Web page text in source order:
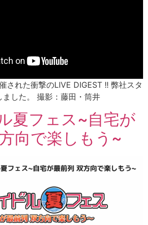
された衝撃のLIVE DIGEST !! 弊社スタ
ました。 撮影：藤田・筒井
夏フェス~自宅が
向で楽しもう~